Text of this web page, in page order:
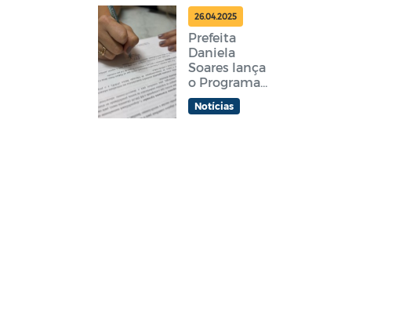
feira
26.04.2025
Prefeita
Daniela
Soares lança
o Programa
Araruama
Aprender +
Notícias